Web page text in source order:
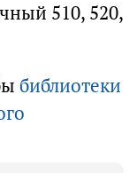
510, 520,
библиотеки